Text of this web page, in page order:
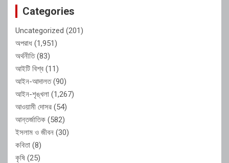
Categories
Uncategorized (201)
অপরাধ (1,951)
অর্থনীতি(83)
আইটি বিশ্ব (11)
আইন-আদালত(90)
আইন-শৃঙ্খলা (1,267)
আওয়ামী দোসর (54)
আন্তর্জাতিক (582)
ইসলাম ও জীবন (30)
কবিতা (8)
কৃষি (25)